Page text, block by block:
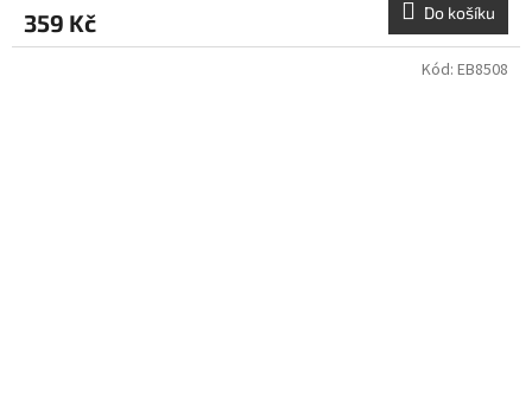
359 Kč Do košíku
Kód: EB8508